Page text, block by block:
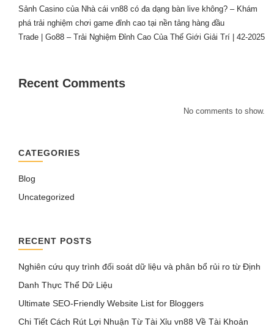
Sảnh Casino của Nhà cái vn88 có đa dạng bàn live không? – Khám
phá trải nghiệm chơi game đỉnh cao tại nền tảng hàng đầu
Trade | Go88 – Trải Nghiệm Đỉnh Cao Của Thế Giới Giải Trí | 42-2025
Recent Comments
No comments to show.
CATEGORIES
Blog
Uncategorized
RECENT POSTS
Nghiên cứu quy trình đối soát dữ liệu và phân bổ rủi ro từ Định
Danh Thực Thể Dữ Liệu
Ultimate SEO-Friendly Website List for Bloggers
Chi Tiết Cách Rút Lợi Nhuận Từ Tài Xỉu vn88 Về Tài Khoản